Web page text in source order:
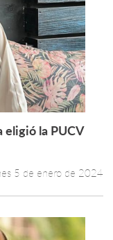
más +
eligió la PUCV
5 de enero de 2024